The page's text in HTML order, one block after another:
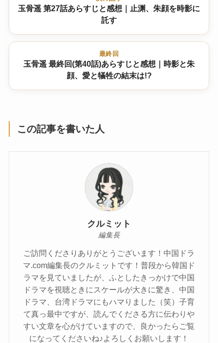
玉骨遥 第27話あらすじと感想｜止渊、朱顔を時影に
託す
最終回
玉骨遥 最終回(第40話)あらすじと感想｜時影と朱
顔、愛と犠牲の結末は!?
この記事を書いた人
クルミット
編集長
ご訪問くださりありがとうございます！中国ドラ
マ.com編集長のクルミットです！普段から韓国ド
ラマを見ていましたが、ふとしたきっかけで中国
ドラマを視聴ときにスケールが大きに驚き、中国
ドラマ、台湾ドラマにもハマりました（笑）子育
て真っ最中ですが、読んでくださる方に伝わりや
すい文章を心がけていますので、良かったらご覧
になってくださいね♪よろしくお願いします！